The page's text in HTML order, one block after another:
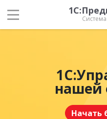
Начать